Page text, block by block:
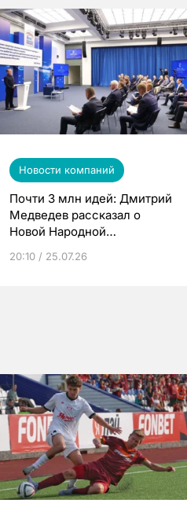
Новости компаний
Почти 3 млн идей: Дмитрий
Медведев рассказал о
Новой Народной
20:10 / 25.07.26